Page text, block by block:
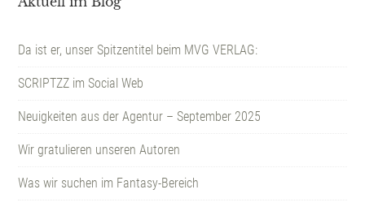
Da ist er, unser Spitzentitel beim MVG VERLAG:
SCRIPTZZ im Social Web
Neuigkeiten aus der Agentur – September 2025
Wir gratulieren unseren Autoren
Was wir suchen im Fantasy-Bereich